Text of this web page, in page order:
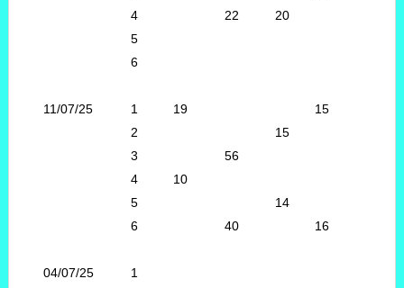
4
22
20
5
6
11/07/25 1 19
15
2
15
3
56
4
10
5
14
6
40 16
04/07/25 1